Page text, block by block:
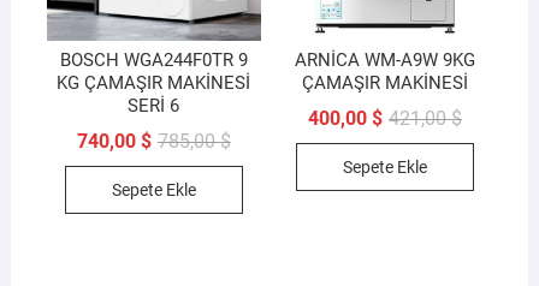
BOSCH WGA244F0TR 9
KG ÇAMAŞIR MAKİNESİ
SERİ 6
785,00$Orijinal
740,00 $
Şu
740,00 $.
Sepete Ekle
ARNİCA WM-A9W 9KG
ÇAMAŞIR MAKİNESİ
421,00$Orijinal
400,00$
Şu
Sepete Ekle